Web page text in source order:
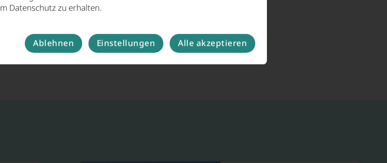
Datenschutz zu erhalten.
Ablehnen Einstellungen Alle akzeptieren